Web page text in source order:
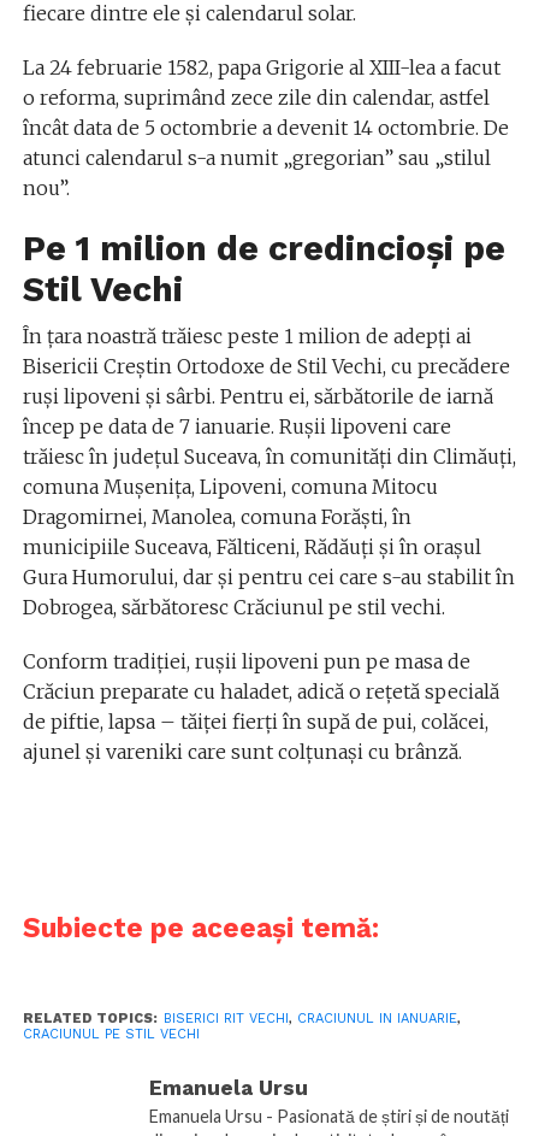
fiecare dintre ele și calendarul solar.
La 24 februarie 1582, papa Grigorie al XIII-lea a facut
o reforma, suprimând zece zile din calendar, astfel
încât data de 5 octombrie a devenit 14 octombrie. De
atunci calendarul s-a numit „gregorian” sau „stilul
nou”.
Pe 1 milion de credincioși pe
Stil Vechi
În țara noastră trăiesc peste 1 milion de adepți ai
Bisericii Creștin Ortodoxe de Stil Vechi, cu precădere
ruși lipoveni și sârbi. Pentru ei, sărbătorile de iarnă
încep pe data de 7 ianuarie. Ruşii lipoveni care
trăiesc în judeţul Suceava, în comunităţi din Climăuţi,
comuna Muşeniţa, Lipoveni, comuna Mitocu
Dragomirnei, Manolea, comuna Forăşti, în
municipiile Suceava, Fălticeni, Rădăuţi şi în oraşul
Gura Humorului, dar şi pentru cei care s-au stabilit în
Dobrogea, sărbătoresc Crăciunul pe stil vechi.
Conform tradiției, rușii lipoveni pun pe masa de
Crăciun preparate cu haladet, adică o rețetă specială
de piftie, lapsa – tăiței fierți în supă de pui, colăcei,
ajunel și vareniki care sunt colțunași cu brânză.
Subiecte pe aceeași temă:
RELATED TOPICS: BISERICI RIT VECHI, CRACIUNUL IN IANUARIE,
CRACIUNUL PE STIL VECHI
Emanuela Ursu
Emanuela Ursu - Pasionată de știri și de noutăți